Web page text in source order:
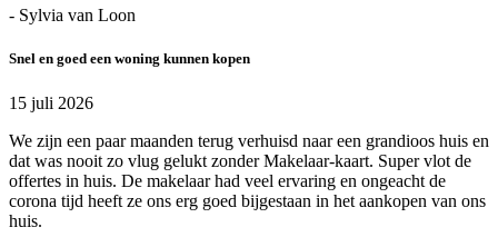
- Sylvia van Loon
Snel en goed een woning kunnen kopen
15 juli 2026
We zijn een paar maanden terug verhuisd naar een grandioos huis en
dat was nooit zo vlug gelukt zonder Makelaar-kaart. Super vlot de
offertes in huis. De makelaar had veel ervaring en ongeacht de
corona tijd heeft ze ons erg goed bijgestaan in het aankopen van ons
huis.